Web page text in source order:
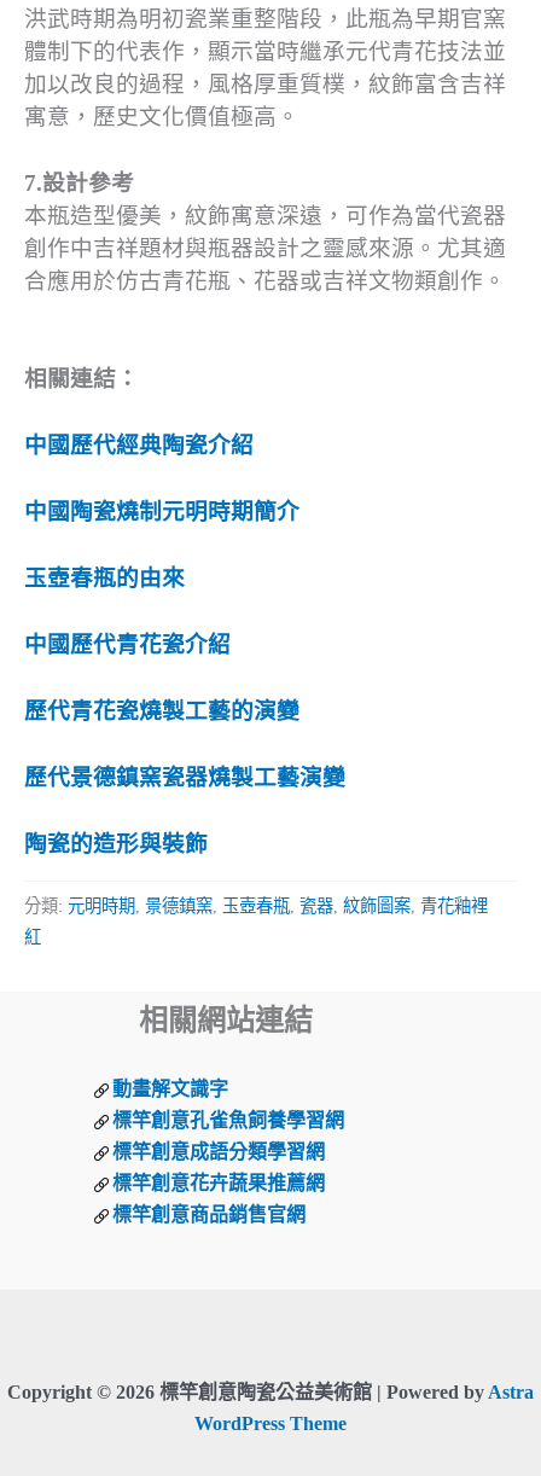
洪武時期為明初瓷業重整階段，此瓶為早期官窯
體制下的代表作，顯示當時繼承元代青花技法並
加以改良的過程，風格厚重質樸，紋飾富含吉祥
寓意，歷史文化價值極高。
7.設計參考
本瓶造型優美，紋飾寓意深遠，可作為當代瓷器
創作中吉祥題材與瓶器設計之靈感來源。尤其適
合應用於仿古青花瓶、花器或吉祥文物類創作。
相關連結：
中國歷代經典陶瓷介紹
中國陶瓷燒制元明時期簡介
玉壺春瓶的由來
中國歷代青花瓷介紹
歷代青花瓷燒製工藝的演變
歷代景德鎮窯瓷器燒製工藝演變
陶瓷的造形與裝飾
分類: 元明時期 景德鎮窯 玉壺春瓶 瓷器 紋飾圖案 青花釉裡
紅
相關網站連結
動畫解文識字
標竿創意孔雀魚飼養學習網
標竿創意成語分類學習網
標竿創意花卉蔬果推薦網
標竿創意商品銷售官網
Copyright © 2026 標竿創意陶瓷公益美術館 | Powered by Astra
WordPress Theme